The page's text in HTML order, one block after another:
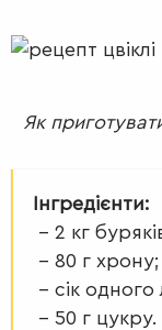
Як
Інгредієнти:
– 2 кг
– 80 г хрону;
– сік
– 50 г цукру.